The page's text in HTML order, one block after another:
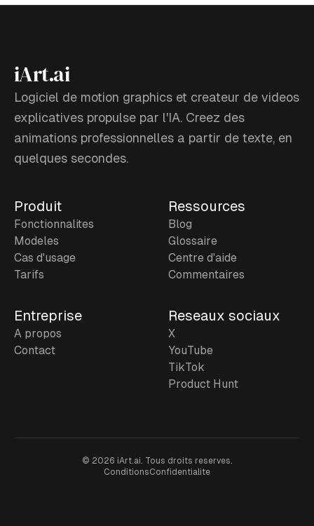
iArt.ai
Logiciel de motion graphics et createur de videos
explicatives propulse par l'IA. Creez des
animations professionnelles a partir de texte, en
quelques secondes.
Produit
Fonctionnalites
Modeles
Cas d'usage
Tarifs
Ressources
Blog
Glossaire
Centre d'aide
Commentaires
Entreprise
A propos
Contact
Reseaux sociaux
X
YouTube
TikTok
Product Hunt
© 2026 iArt.ai. Tous droits reserves.
ConditionsConfidentialite